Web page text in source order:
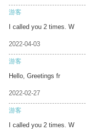
游客
I called you 2 times. W
2022-04-03
游客
Hello, Greetings fr
2022-02-27
游客
I called you 2 times. W